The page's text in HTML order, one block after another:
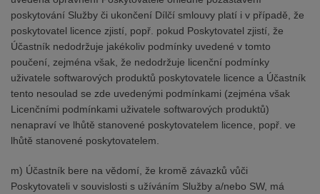
poskytování Služby či ukončení Dílčí smlouvy platí i v případě, že
poskytovatel licence zjistí, popř. pokud Poskytovatel zjistí, že
Účastník nedodržuje jakékoliv podmínky uvedené v tomto
poučení, zejména však, že nedodržuje licenční podmínky
uživatele softwarových produktů poskytovatele licence a Účastník
tento nesoulad se zde uvedenými podmínkami (zejména však
Licenčními podmínkami uživatele softwarových produktů)
nenapraví ve lhůtě stanovené poskytovatelem licence, popř. ve
lhůtě stanovené poskytovatelem.
m) Účastník bere na vědomí, že kromě závazků vůči
Poskytovateli v souvislosti s užíváním Služby a/nebo SW, má